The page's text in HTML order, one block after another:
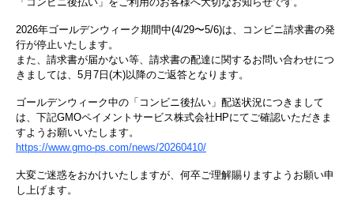
2026年ゴールデンウィーク期間中(4/29〜5/6)は、コンビニ請求書の発
行が停止いたします。
また、請求書が届かない等、請求書の配達に関するお問い合わせにつ
きましては、5月7日(木)以降のご返答となります。
ゴールデンウィーク中の「コンビニ後払い」配送状況につきまして
は、下記GMOペイメントサービス株式会社HPにてご確認いただきま
すようお願いいたします。
https://www.gmo-ps.com/news/20260410/
大変ご迷惑をおかけいたしますが、何卒ご理解賜りますようお願い申
し上げます。